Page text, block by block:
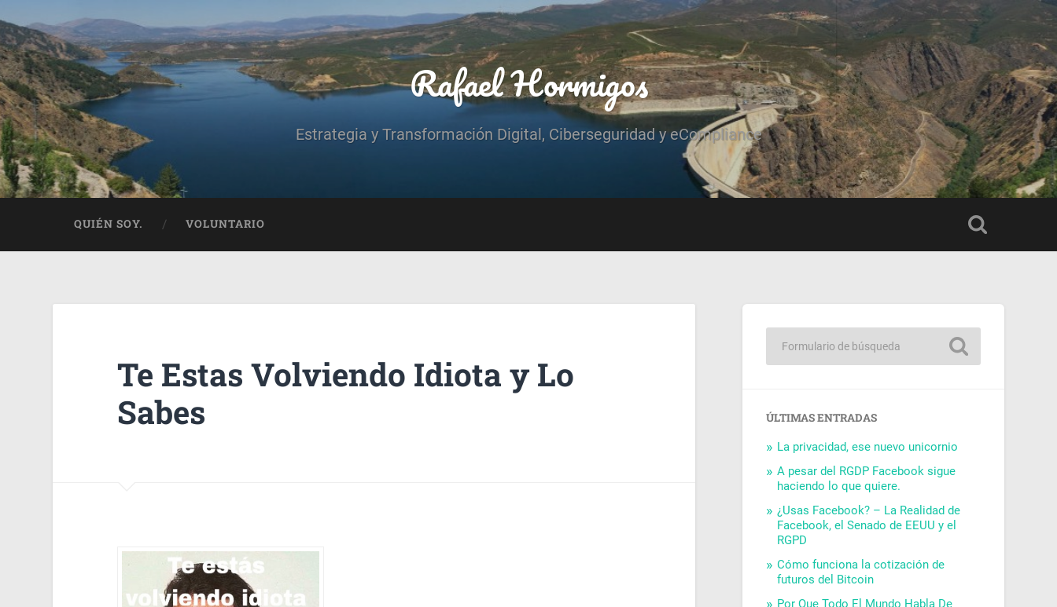
Rafael Hormigos
Estrategia y Transformación Digital, Ciberseguridad y eCompliance
QUIÉN SOY. VOLUNTARIO
Te Estas Volviendo Idiota y Lo
Sabes
ÚLTIMAS ENTRADAS
La privacidad, ese nuevo unicornio
A pesar del RGDP Facebook sigue
haciendo lo que quiere.
¿Usas Facebook? – La Realidad de
Facebook, el Senado de EEUU y el
RGPD
Cómo funciona la cotización de
futuros del Bitcoin
Por Que Todo El Mundo Habla De